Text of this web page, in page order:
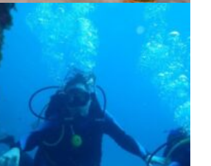
08/2026 · 17:22
Το 26ο Φεστιβάλ
Χορών ταξίδεψε το κοινό
παράδοσης